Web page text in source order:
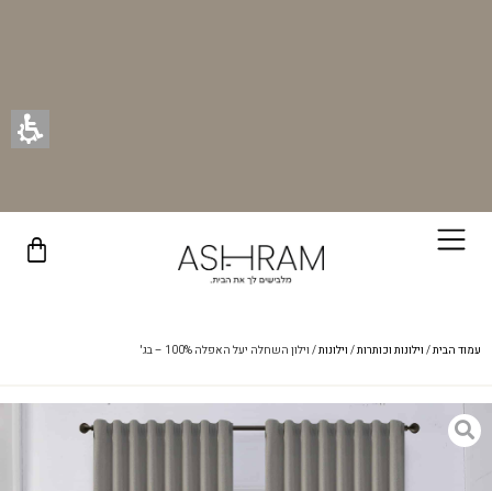
עמוד הבית/ וילונות וכותרות/ וילונות/ וילון השחלה יעל האפלה 100% – בג'